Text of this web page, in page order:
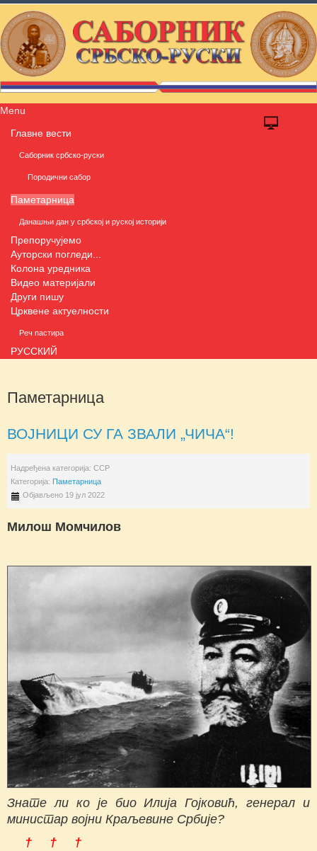
Menu
Главне вести
Саборник србско-руски
Породични сабор
Паметарница
Данашњи дан у србској и руској историји
Препоручујемо
Ауторски погледи...
Колона уредника
Видео материјали
Други пишу
Црквене актуелности
Реч пастира
РУССКИЙ
Паметарница
ВОЈНИЦИ СУ ГА ЗВАЛИ „ЧИЧА“!
Надређена категорија: ССР
Категорија: Паметарница
Објављено 19 јул 2022
Милош Момчилов
Знате ли ко је био Илија Гојковић, генерал и
министар војни Краљевине Србије?
† † †